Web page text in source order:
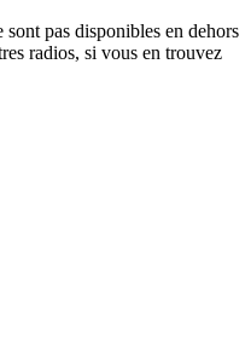
sont pas disponibles en dehors
radios, si vous en trouvez